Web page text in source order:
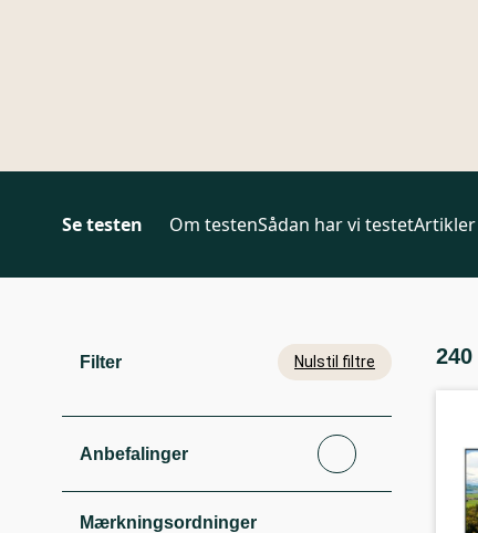
Se testen Om testenSådan har vi testetArtikler
Filter Nulstil filtre
Anbefalinger
Mærkningsordninger
240